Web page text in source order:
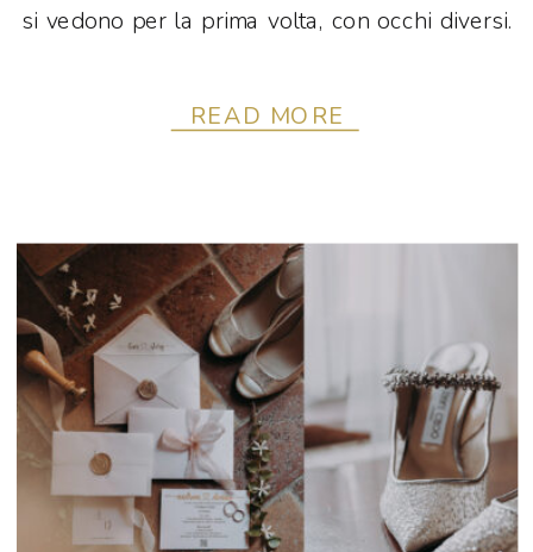
READ MORE
si vedono per la prima volta, con occhi diversi.
stanno per iniziare […]